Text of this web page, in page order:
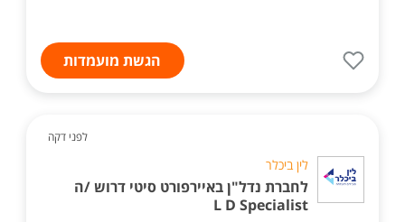
הגשת מועמדות
לפני דקה
לין ביכלר
לחברת נדל"ן באיירפורט סיטי דרוש /ה
L D Specialist